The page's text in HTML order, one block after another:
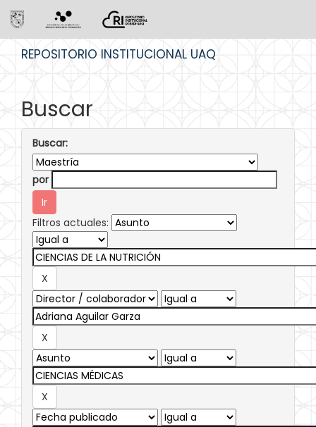
REPOSITORIO INSTITUCIONAL UAQ
Buscar
Buscar:
por
Filtros actuales: